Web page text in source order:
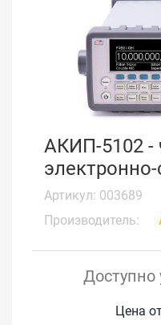
АКИП-5102 -
Артикул: 003689
Производитель:
Доступно
Цена